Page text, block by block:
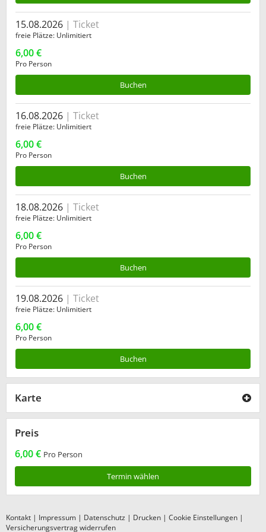
15.08.2026 Ticket
freie Plätze Unlimitiert
6,00 €
Pro Person
Buchen
16.08.2026 Ticket
freie Plätze Unlimitiert
6,00 €
Pro Person
Buchen
18.08.2026 Ticket
freie Plätze Unlimitiert
6,00 €
Pro Person
Buchen
19.08.2026 Ticket
freie Plätze Unlimitiert
6,00 €
Pro Person
Buchen
Karte
Preis
6,00 € Pro Person
Termin wählen
Kontakt | Impressum | Datenschutz | Drucken | Cookie Einstellungen |
Versicherungsvertrag widerrufen